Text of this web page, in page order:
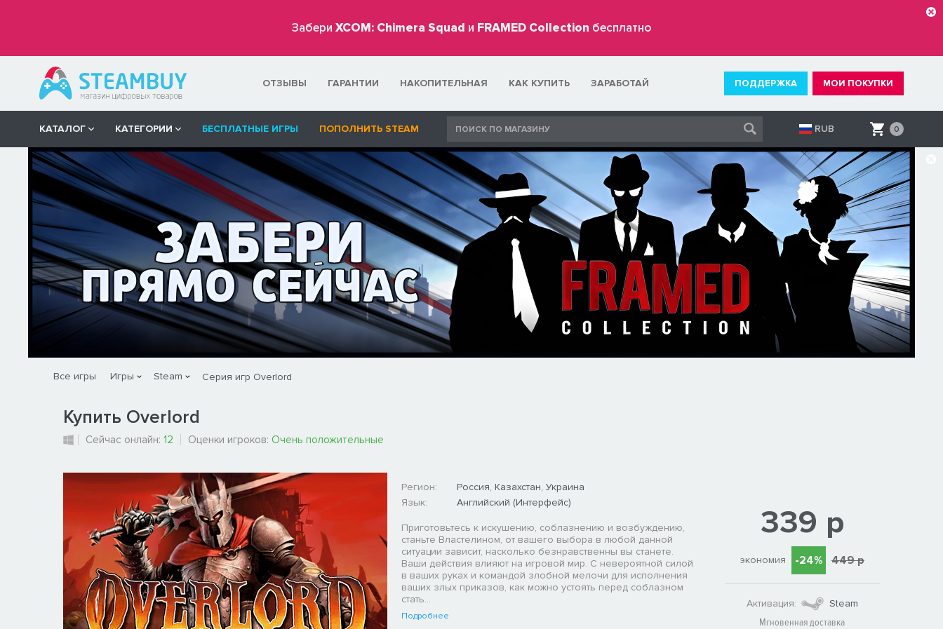
Забери XCOM: Chimera Squad и FRAMED Collection бесплатно
ОТЗЫВЫ ГАРАНТИИ НАКОПИТЕЛЬНАЯ КАК КУПИТЬ ЗАРАБОТАЙ ПОДДЕРЖКА МОИ ПОКУПКИ
КАТАЛОГ КАТЕГОРИИ БЕСПЛАТНЫЕ ИГРЫ ПОПОЛНИТЬ STEAM RUB 0
Все игры Игры Steam Серия игр Overlord
Купить Overlord
Сейчас онлайн: 12 Оценки игроков: Очень положительные
Регион:
Россия, Казахстан, Украина
Язык:
Английский (Интерфейс)
Приготовьтесь к искушению, соблазнению и возбуждению,
станьте Властелином, от вашего выбора в любой данной
ситуации зависит, насколько безнравственны вы станете.
Ваши действия влияют на игровой мир. С невероятной силой
в ваших руках и командой злобной мелочи для исполнения
ваших злых приказов, как можно устоять перед соблазном
стать...
Подробнее
339 р
экономия -24% 449 р
Активация:
Steam
Мгновенная доставка